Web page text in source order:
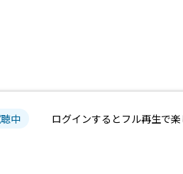
中 ログインするとフル再生で楽